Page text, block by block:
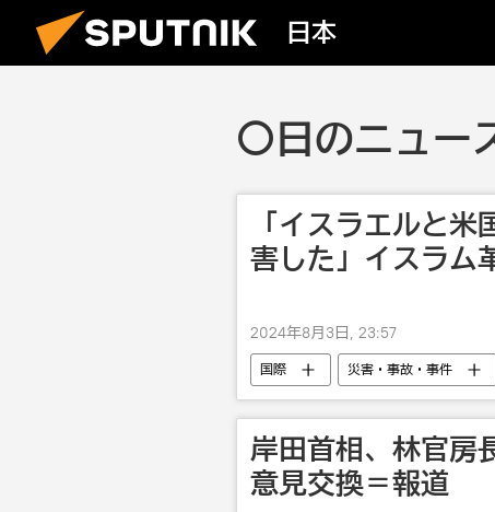
日本
〇日のニュ
「イスラエルと
害した」イスラム
2024年8月3日, 23:57
国際 災害・事故・事件
岸田首相、林官
意見交換＝報道